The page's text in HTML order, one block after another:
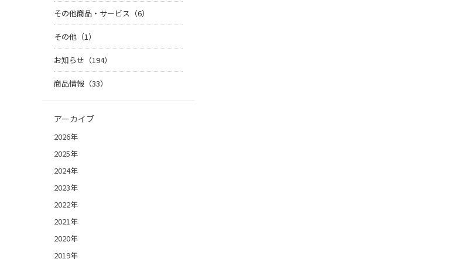
その他商品・サービス（6）
その他（1）
お知らせ（194）
商品情報（33）
アーカイブ
2026年
2025年
2024年
2023年
2022年
2021年
2020年
2019年